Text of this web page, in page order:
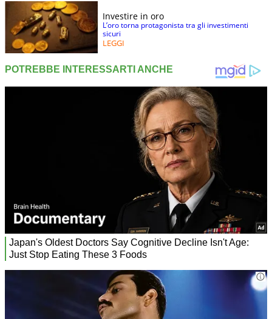
Investire in oro
L’oro torna protagonista tra gli investimenti
sicuri
LEGGI